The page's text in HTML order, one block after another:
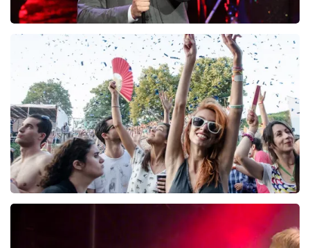
Michael Buble
161+reviews
BEKIJKEN